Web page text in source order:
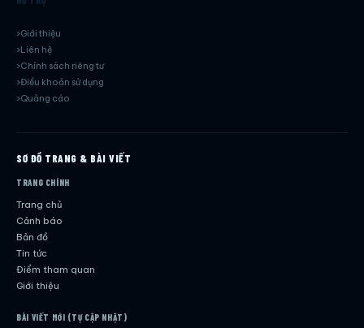
Giới thiệu
Liên hệ
Chính sách riêng tư
Điều khoản sử dụng
Quảng cáo
SƠ ĐỒ TRANG & BÀI VIẾT
TRANG CHÍNH
Trang chủ
Cảnh báo
Bản đồ
Tin tức
Điểm tham quan
Giới thiệu
BÀI VIẾT MỚI (TỰ CẬP NHẬT)